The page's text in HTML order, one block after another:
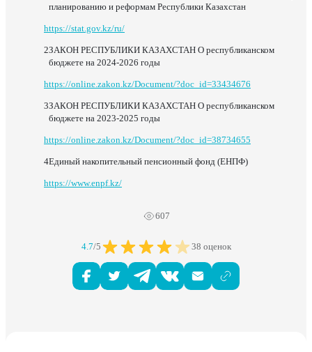
планированию и реформам Республики Казахстан
https://stat.gov.kz/ru/
ЗАКОН РЕСПУБЛИКИ КАЗАХСТАН О республиканском
бюджете на 2024-2026 годы
https://online.zakon.kz/Document/?doc_id=33434676
ЗАКОН РЕСПУБЛИКИ КАЗАХСТАН О республиканском
бюджете на 2023-2025 годы
https://online.zakon.kz/Document/?doc_id=38734655
Единый накопительный пенсионный фонд (ЕНПФ)
https://www.enpf.kz/
607
4.7/5 38 оценок